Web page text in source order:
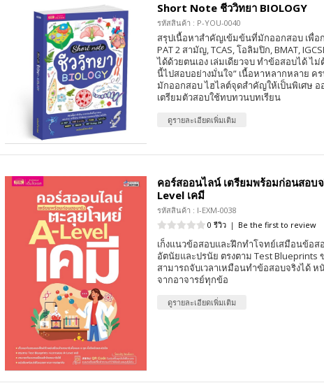
Short Note ชีววิทยา BIOLOGY
รหัสสินค้า : P-YOU-0040
สรุปเนื้อหาสำคัญเข้มข้นที่มักออกสอบ เพื่อ
PAT 2 สามัญ, TCAS, โอลิมปิก, BMAT,
ได้ด้วยตนเอง เล่มเดียวจบ ทำข้อสอบได้ ไม่
นี้ไปสอบอย่างมั่นใจ” เนื้อหาหลากหลาย ค
มักออกสอบ ไฮไลต์จุดสำคัญให้เป็นพิเศษ อ
เตรียมตัวสอบใช้ทบทวนบทเรียน
ดูรายละเอียดเพิ่มเติม
คอร์สออนไลน์ เตรียมพร้อมก่อนสอบ
Level เคมี
รหัสสินค้า : I-EXM-0038
0 รีวิว | Be the first to review
เก็งแนวข้อสอบและฝึกทำโจทย์เสมือนข้อส
อัตนัยและปรนัย ตรงตาม Test Blueprints
สามารถจับเวลาเหมือนทำข้อสอบจริงได้ ห
จากอาจารย์ทุกข้อ
ดูรายละเอียดเพิ่มเติม